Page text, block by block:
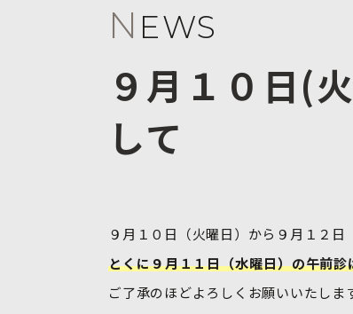
N EWS
９月１０日(
して
９月１０日（火曜日）から９月１２
とくに９月１１日（水曜日）の午前
ご了承のほどよろしくお願いいたしま